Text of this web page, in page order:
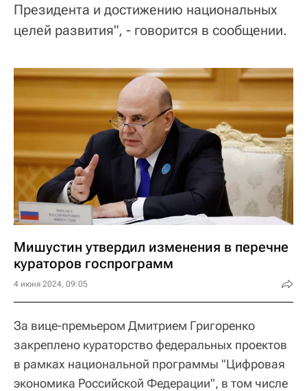
Президента и достижению национальных
целей развития", - говорится в сообщении.
Мишустин утвердил изменения в перечне
кураторов госпрограмм
4 июня 2024, 09:05
За вице-премьером Дмитрием Григоренко
закреплено кураторство федеральных проектов
в рамках национальной программы "Цифровая
экономика Российской Федерации", в том числе